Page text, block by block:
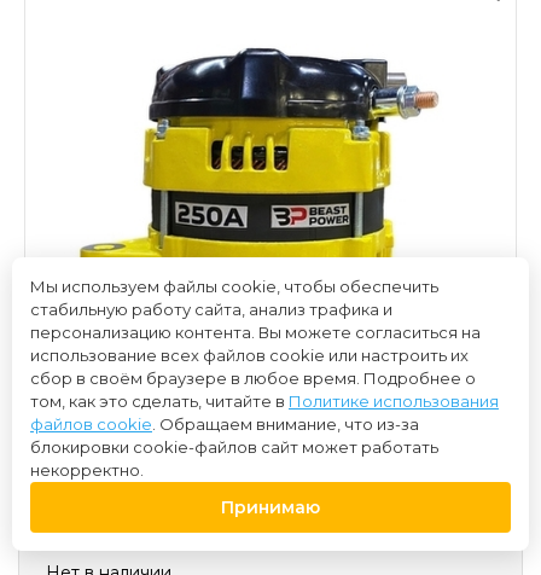
33 000 ₽
Мы используем файлы cookie, чтобы обеспечить
стабильную работу сайта, анализ трафика и
персонализацию контента. Вы можете согласиться на
использование всех файлов cookie или настроить их
сбор в своём браузере в любое время. Подробнее о
том, как это сделать, читайте в Политике использования
файлов cookie . Обращаем внимание, что из-за
блокировки cookie-файлов сайт может работать
некорректно.
Принимаю